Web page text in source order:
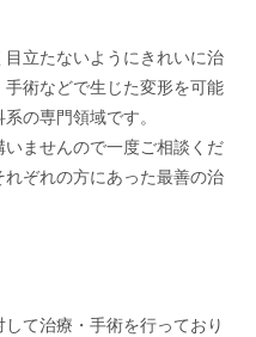
立たないようにきれいに治
術などで生じた変形を可能
の専門領域です。
ませんので一度ご相談くだ
ぞれの方にあった最善の治
て治療・手術を行っており